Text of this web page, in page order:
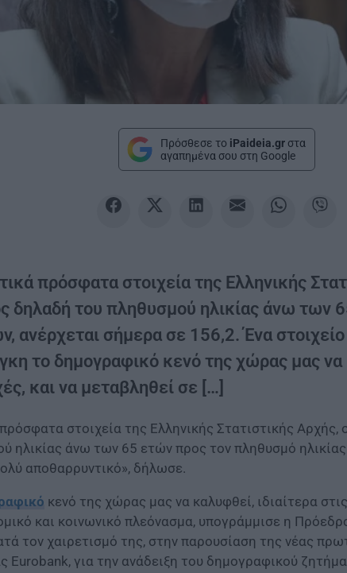
Πρόσθεσε το iPaideia.gr στα
αγαπημένα σου στη Google
πρόσφατα στοιχεία της Ελληνικής
δηλαδή του πληθυσμού ηλικίας άνω των
ανέρχεται σήμερα σε 156,2. Ένα
το δημογραφικό κενό της χώρας μας να
και να μεταβληθεί σε […]
στοιχεία της Ελληνικής Στατιστικής Αρχής,
ηλικίας άνω των 65 ετών προς τον πληθυσμό
αποθαρρυντικό», δήλωσε.
κενό της χώρας μας να καλυφθεί, ιδιαίτερα
και κοινωνικό πλεόνασμα, υπογράμμισε η
τον χαιρετισμό της, στην παρουσίαση της νέας
Eurobank, για την ανάδειξη του δημογραφικού